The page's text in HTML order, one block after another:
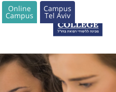
Campus
Tel Aviv
Online
Campus